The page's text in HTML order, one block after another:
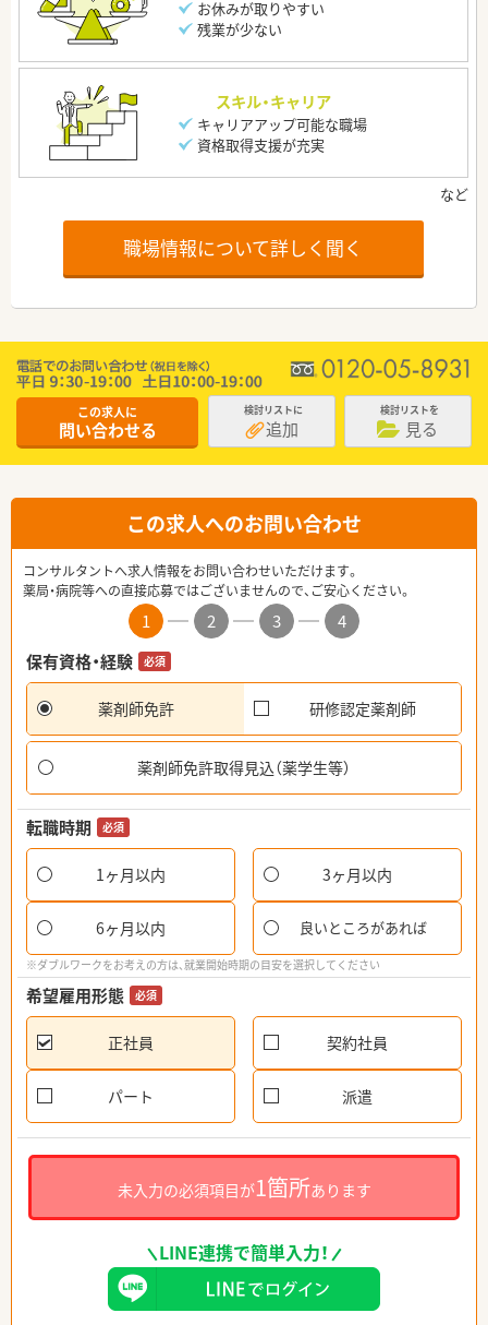
お休みが取りやすい
残業が少ない
スキル・キャリア
キャリアアップ可能な職場
資格取得支援が充実
職場情報について詳しく聞く
この求人に
問い合わせる
検討リストに
追加
検討リストを
見る
この求人へのお問い合わせ
コンサルタントへ求人情報をお問い合わせいただけます。
薬局・病院等への直接応募ではございませんので、ご安心ください。
1 2 3
4
保有資格・経験
必須
薬剤師免許 研修認定薬剤師
薬剤師免許取得見込（薬学生等）
転職時期 必須
1ヶ月以内 3ヶ月以内
6ヶ月以内 良いところがあれば
※ダブルワークをお考えの方は、就業開始時期の目安を選択してください
希望雇用形態 必須
正社員 契約社員
パート 派遣
未入力の必須項目が1箇所あります
LINE連携で簡単入力！